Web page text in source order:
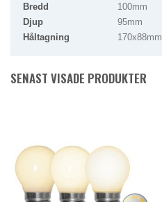
Bredd
100mm
Djup
95mm
Håltagning
170x88mm
SENAST VISADE PRODUKTER